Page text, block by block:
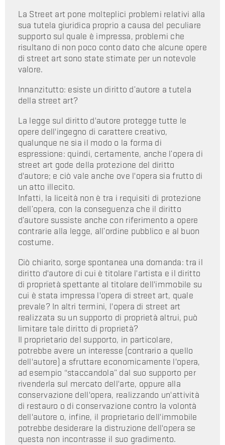
La Street art pone molteplici problemi relativi alla
sua tutela giuridica proprio a causa del peculiare
supporto sul quale è impressa, problemi che
risultano di non poco conto dato che alcune opere
di street art sono state stimate per un notevole
valore.
Innanzitutto: esiste un diritto d’autore a tutela
della street art?
La legge sul diritto d'autore protegge tutte le
opere dell'ingegno di carattere creativo,
qualunque ne sia il modo o la forma di
espressione: quindi, certamente, anche l’opera di
street art gode della protezione del diritto
d'autore; e ciò vale anche ove l'opera sia frutto di
un atto illecito.
Infatti, la liceità non è tra i requisiti di protezione
dell’opera, con la conseguenza che il diritto
d’autore sussiste anche con riferimento a opere
contrarie alla legge, all’ordine pubblico e al buon
costume.
Ciò chiarito, sorge spontanea una domanda: tra il
diritto d'autore di cui è titolare l'artista e il diritto
di proprietà spettante al titolare dell'immobile su
cui è stata impressa l'opera di street art, quale
prevale? In altri termini, l'opera di street art
realizzata su un supporto di proprietà altrui, può
limitare tale diritto di proprietà?
Il proprietario del supporto, in particolare,
potrebbe avere un interesse (contrario a quello
dell'autore) a sfruttare economicamente l'opera,
ad esempio “staccandola” dal suo supporto per
rivenderla sul mercato dell'arte, oppure alla
conservazione dell'opera, realizzando un'attività
di restauro o di conservazione contro la volontà
dell'autore o, infine, il proprietario dell'immobile
potrebbe desiderare la distruzione dell'opera se
questa non incontrasse il suo gradimento.